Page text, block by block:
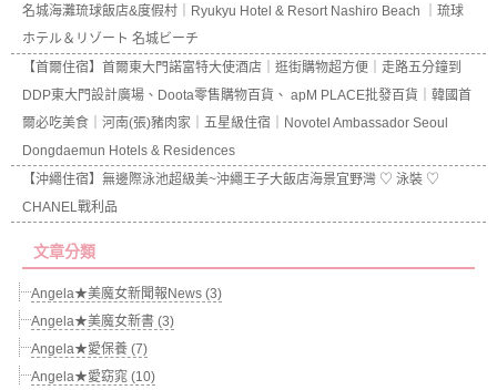
名城海灘琉球飯店&度假村｜Ryukyu Hotel & Resort Nashiro Beach ｜琉球
ホテル＆リゾート 名城ビーチ
【首爾住宿】首爾東大門諾富特大使酒店｜逛街購物超方便｜走路五分鐘到
DDP東大門設計廣場、Doota零售購物百貨、 apM PLACE批發百貨｜韓國首
爾必吃美食｜河南(張)豬肉家｜五星級住宿｜Novotel Ambassador Seoul
Dongdaemun Hotels & Residences
【沖繩住宿】無邊際泳池超級美~沖繩王子大飯店海景宜野灣 ♡ 泳裝 ♡
CHANEL戰利品
文章分類
Angela★美魔女新聞報News (3)
Angela★美魔女新書 (3)
Angela★愛保養 (7)
Angela★愛窈窕 (10)